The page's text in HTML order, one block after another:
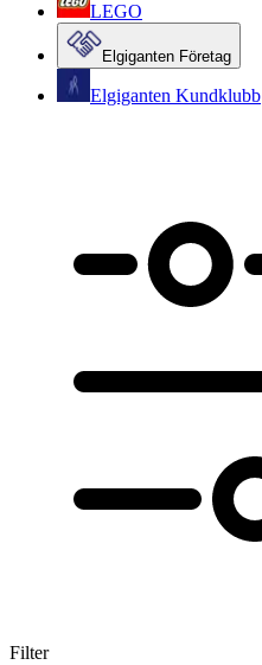
LEGO
Elgiganten Företag
Elgiganten Kundklubb
Filter